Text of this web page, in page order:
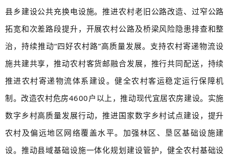
县乡建设公共充换电设施。推进农村老旧公路改造、过窄公路
拓宽和次差路段提升，开展农村公路及桥梁风险隐患排查和整
治，持续推动“四好农村路”高质量发展。支持农村寄递物流设
施共建共享，推动农村客货邮融合发展，推行共同配送，持续
推进农村寄递物流体系建设。健全农村客运稳定运行保障机
制。改造农村危房4600户以上，推动现代宜居农房建设。实施
数字乡村高质量发展行动，推进国家数字乡村试点建设，提升
农村及偏远地区网络覆盖水平。加强林区、垦区基础设施建
设。推动县域基础设施一体化规划建设管护，健全农村基础设